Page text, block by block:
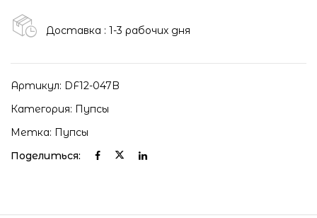
Доставка : 1-3 рабочих дня
Артикул: DF12-047B
Категория: Пупсы
Метка: Пупсы
Поделиться: